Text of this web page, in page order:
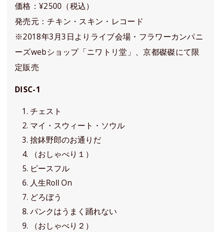
価格：¥2500（税込）
発売元：チキン・スキン・レコード
※2018年3月3日よりライブ会場・フラワーカンパニ
ーズwebショップ「ニワトリ堂」、京都磔磔にて限
定販売
DISC-1
チェスト
マイ・スウィート・ソウル
捨鉢野郎のお通りだ
（おしゃべり１）
ピースフル
人生Roll On
どろぼう
パンクはうまく踊れない
（おしゃべり２）